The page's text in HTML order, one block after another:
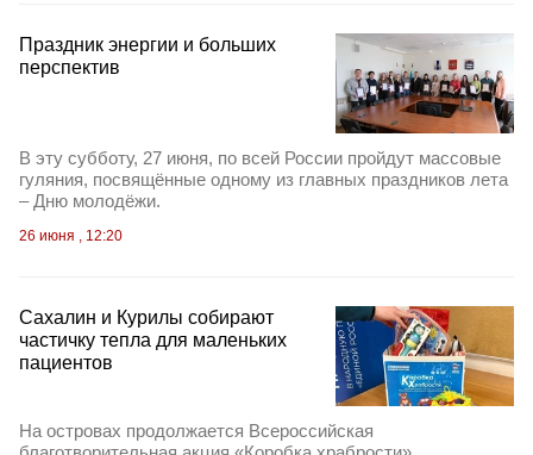
Праздник энергии и больших
перспектив
В эту субботу, 27 июня, по всей России пройдут массовые
гуляния, посвящённые одному из главных праздников лета
– Дню молодёжи.
26 июня , 12:20
Сахалин и Курилы собирают
частичку тепла для маленьких
пациентов
На островах продолжается Всероссийская